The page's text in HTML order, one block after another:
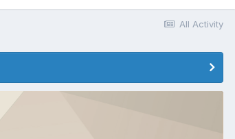
All Activity